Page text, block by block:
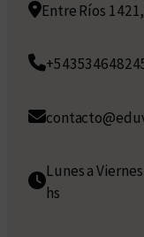
Entre Ríos
Lunes a
hs